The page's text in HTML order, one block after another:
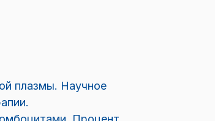
плазмы. Научное